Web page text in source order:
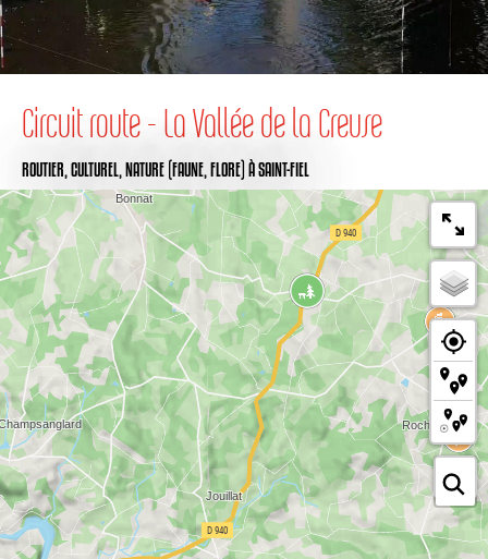
Circuit route - La Vallée de la Creuse
ROUTIER,CULTUREL,NATURE (FAUNE, FLORE) À SAINT-FIEL